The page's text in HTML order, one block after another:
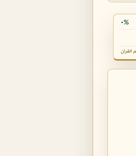
٠%
القرآن